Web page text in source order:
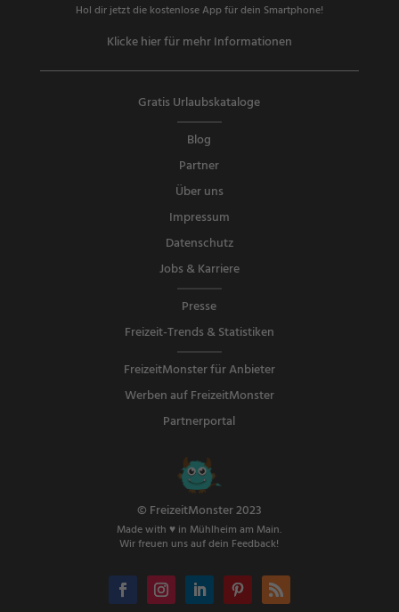
Hol dir jetzt die kostenlose App für dein Smartphone!
Klicke hier für mehr Informationen
Gratis Urlaubskataloge
Blog
Partner
Über uns
Impressum
Datenschutz
Jobs & Karriere
Presse
Freizeit-Trends & Statistiken
FreizeitMonster für Anbieter
Werben auf FreizeitMonster
Partnerportal
© FreizeitMonster 2023
Made with ♥ in Mühlheim am Main.
Wir freuen uns auf dein Feedback!